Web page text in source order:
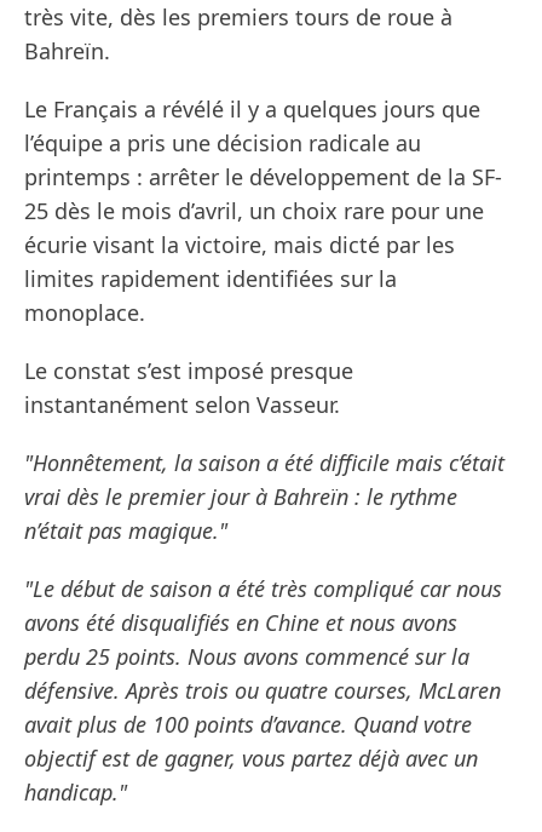
très vite, dès les premiers tours de roue à
Bahreïn.
Le Français a révélé il y a quelques jours que
l’équipe a pris une décision radicale au
printemps : arrêter le développement de la SF-
25 dès le mois d’avril, un choix rare pour une
écurie visant la victoire, mais dicté par les
limites rapidement identifiées sur la
monoplace.
Le constat s’est imposé presque
instantanément selon Vasseur.
"Honnêtement, la saison a été difficile mais c’était
vrai dès le premier jour à Bahreïn : le rythme
n’était pas magique."
"Le début de saison a été très compliqué car nous
avons été disqualifiés en Chine et nous avons
perdu 25 points. Nous avons commencé sur la
défensive. Après trois ou quatre courses, McLaren
avait plus de 100 points d’avance. Quand votre
objectif est de gagner, vous partez déjà avec un
handicap."